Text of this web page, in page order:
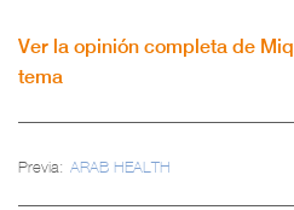
Ver la opinión completa de
tema
Previa: ARAB HEALTH